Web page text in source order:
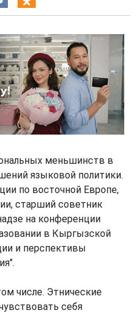
меньшинств в
языковой политики.
по восточной Европе,
старший советник
на конференции
в Кыргызской
и перспективы
числе. Этнические
себя